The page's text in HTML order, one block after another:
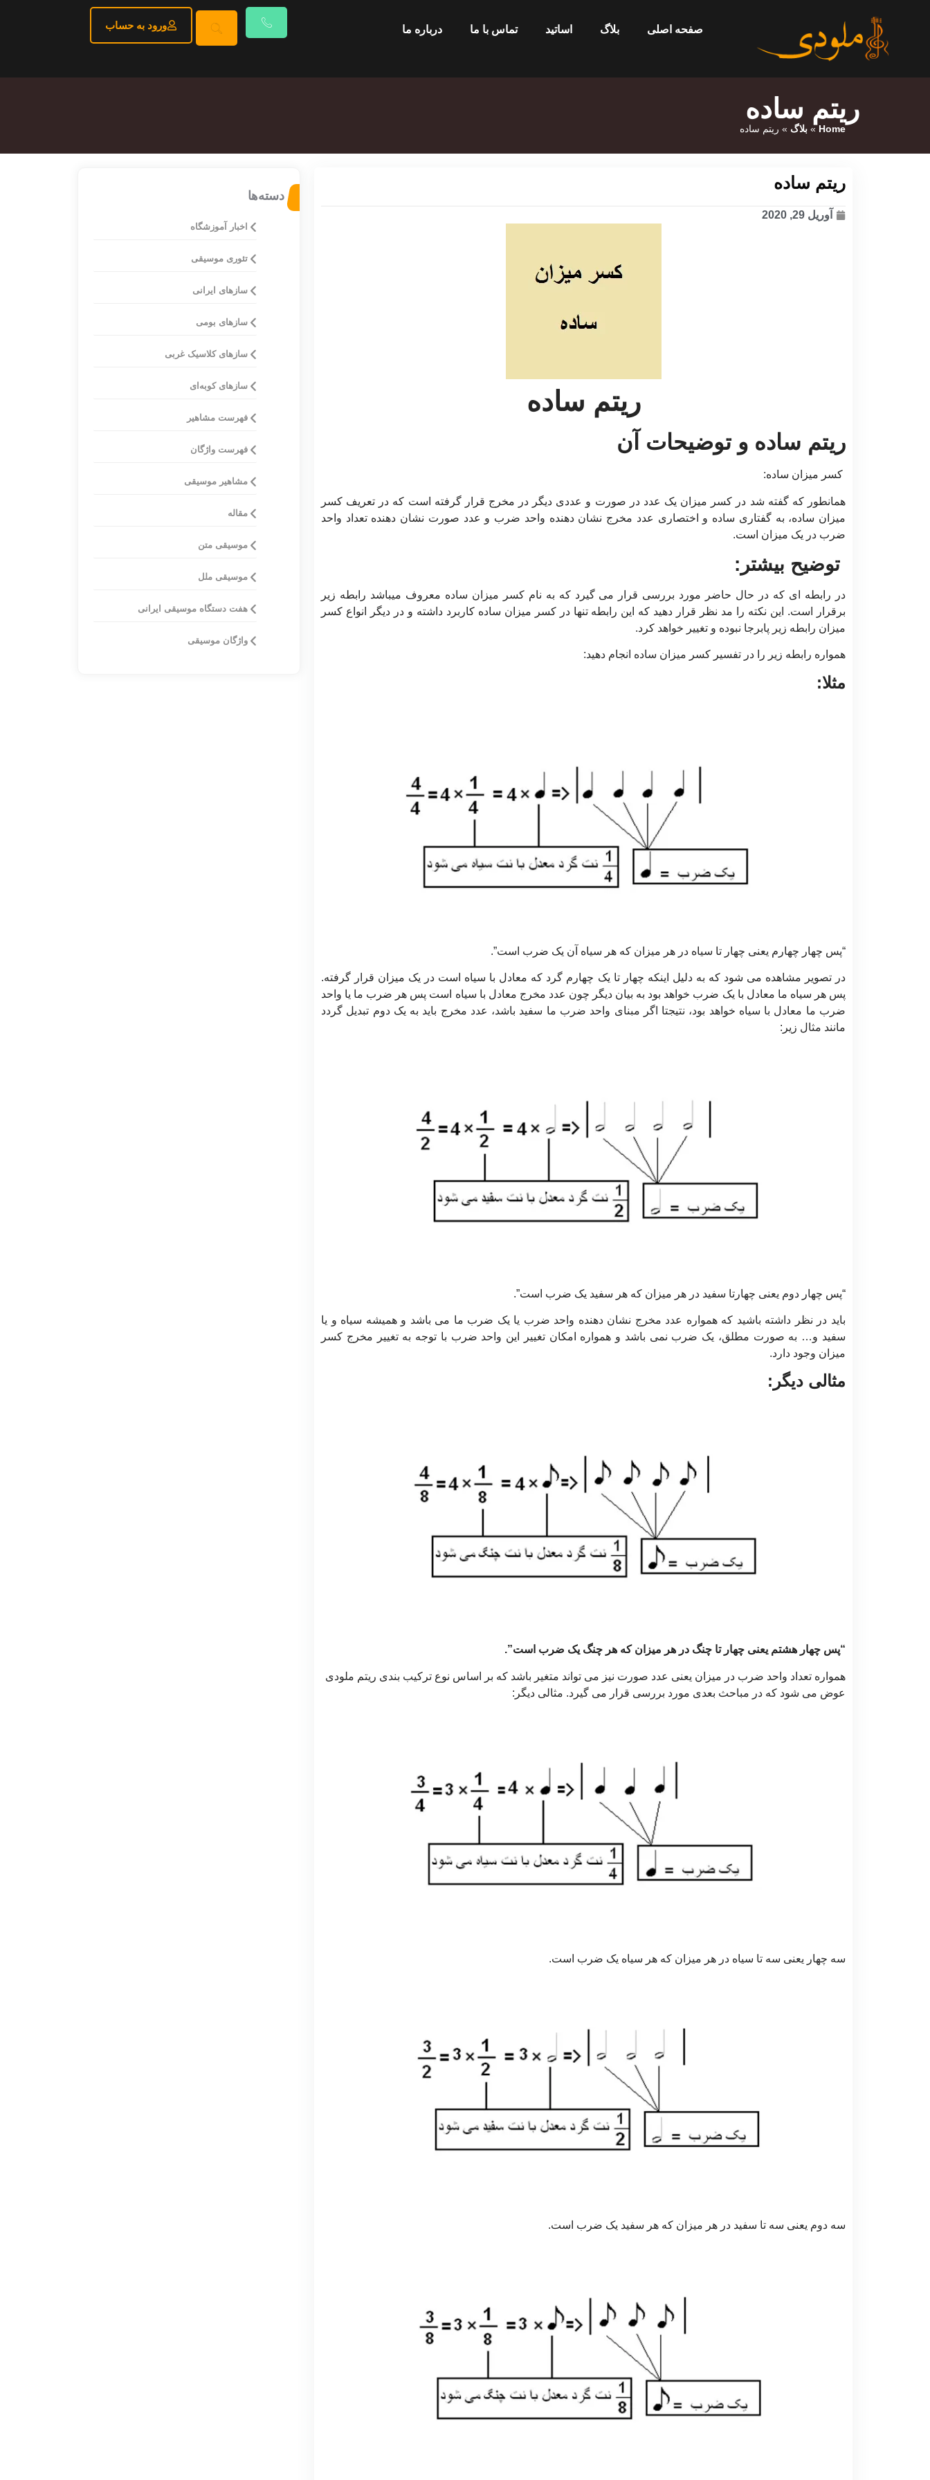
صفحه اصلی بلاگ اساتید تماس با ما درباره ما ورود به حساب
ریتم ساده
Home
» بلاگ » ریتم ساده
ریتم ساده
آوریل 29, 2020
ریتم ساده
ریتم ساده و توضیحات آن
کسر میزان ساده:
همانطور که گفته شد در کسر میزان یک عدد در صورت و عددی دیگر در مخرج قرار گرفته است که در تعریف کسر
میزان ساده، به گفتاری ساده و اختصاری عدد مخرج نشان دهنده واحد ضرب و عدد صورت نشان دهنده تعداد واحد
ضرب در یک میزان است.
توضیح بیشتر:
در رابطه ای که در حال حاضر مورد بررسی قرار می گیرد که به نام کسر میزان ساده معروف میباشد رابطه زیر
برقرار است. این نکته را مد نظر قرار دهید که این رابطه تنها در کسر میزان ساده کاربرد داشته و در دیگر انواع کسر
میزان رابطه زیر پابرجا نبوده و تغییر خواهد کرد.
همواره رابطه زیر را در تفسیر کسر میزان ساده انجام دهید:
مثلا:
“پس چهار چهارم یعنی چهار تا سیاه در هر میزان که هر سیاه آن یک ضرب است”.
در تصویر مشاهده می شود که به دلیل اینکه چهار تا یک چهارم گرد که معادل با سیاه است در یک میزان قرار گرفته.
پس هر سیاه ما معادل با یک ضرب خواهد بود به بیان دیگر چون عدد مخرج معادل با سیاه است پس هر ضرب ما یا واحد
ضرب ما معادل با سیاه خواهد بود، نتیجتا اگر مبنای واحد ضرب ما سفید باشد، عدد مخرج باید به یک دوم تبدیل گردد
مانند مثال زیر:
“پس چهار دوم یعنی چهارتا سفید در هر میزان که هر سفید یک ضرب است”.
باید در نظر داشته باشید که همواره عدد مخرج نشان دهنده واحد ضرب یا یک ضرب ما می باشد و همیشه سیاه و یا
سفید و… به صورت مطلق، یک ضرب نمی باشد و همواره امکان تغییر این واحد ضرب با توجه به تغییر مخرج کسر
میزان وجود دارد.
مثالی دیگر:
“پس چهار هشتم یعنی چهار تا چنگ در هر میزان که هر چنگ یک ضرب است”.
همواره تعداد واحد ضرب در میزان یعنی عدد صورت نیز می تواند متغیر باشد که بر اساس نوع ترکیب بندی ریتم ملودی
عوض می شود که در مباحث بعدی مورد بررسی قرار می گیرد. مثالی دیگر:
سه چهار یعنی سه تا سیاه در هر میزان که هر سیاه یک ضرب است.
سه دوم یعنی سه تا سفید در هر میزان که هر سفید یک ضرب است.
دسته‌ها
اخبار آموزشگاه
تئوری موسیقی
ساز‌های ایرانی
سازهای بومی
ساز‌های کلاسیک غربی
سازهای کوبه‌ای
فهرست مشاهیر
فهرست واژگان
مشاهیر موسیقی
مقاله
موسیقی متن
موسیقی ملل
هفت دستگاه موسیقی ایرانی
واژگان موسیقی